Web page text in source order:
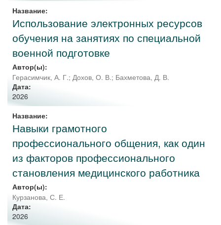
Название:
Использование электронных ресурсов
обучения на занятиях по специальной
военной подготовке
Автор(ы):
Герасимчик, А. Г.; Дохов, О. В.; Бахметова, Д. В.
Дата:
2026
Название:
Навыки грамотного
профессионального общения, как один
из факторов профессионального
становления медицинского работника
Автор(ы):
Курзанова, С. Е.
Дата:
2026